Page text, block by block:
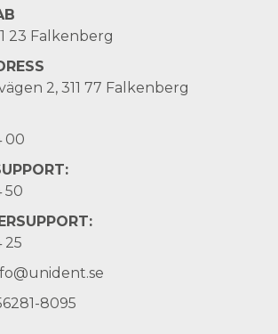
23 Falkenberg
2, 311 77 Falkenberg
00
50
25
8095